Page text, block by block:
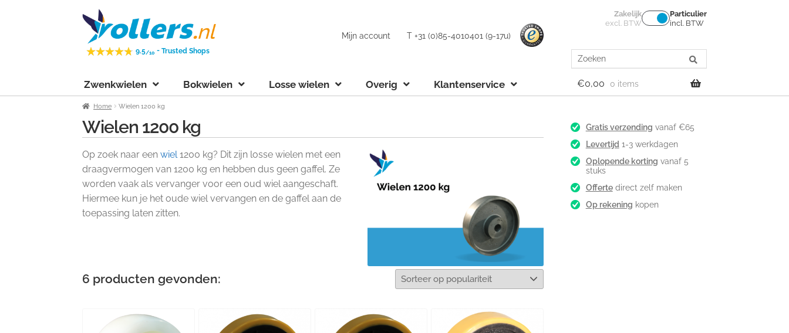
Ga
door
naar
navigatie
Ga
naar
de
inhoud
9.5/10 -Trusted Shops
Mijn account T +31 (0)85-4010401 (9-17u)
Zakelijk
excl. BTW
Particulier
incl. BTW
Search
for:
Zwenkwielen Bokwielen Losse wielen Overig Klantenservice €0,00 0 items
Home Wielen 1200 kg
Wielen 1200 kg
Op zoek naar eenwiel1200 kg? Dit zijn losse wielen met een
draagvermogen van 1200 kg en hebben dus geen gaffel. Ze
worden vaak als vervanger voor een oud wiel aangeschaft.
Hiermee kun je het oude wiel vervangen en de gaffel aan de
toepassing laten zitten.
6 producten gevonden:
Gratis verzending vanaf €65
Levertijd 1-3 werkdagen
Oplopende korting vanaf 5
stuks
Offertedirect zelf maken
Op rekening kopen